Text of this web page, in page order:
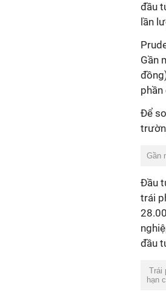
đầu
lần
Gần
Để
Gần
Đầu
trái
đầu
Trái
hạn